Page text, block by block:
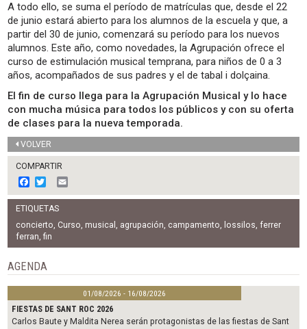
A todo ello, se suma el período de matrículas que, desde el 22
de junio estará abierto para los alumnos de la escuela y que, a
partir del 30 de junio, comenzará su período para los nuevos
alumnos. Este año, como novedades, la Agrupación ofrece el
curso de estimulación musical temprana, para niños de 0 a 3
años, acompañados de sus padres y el de tabal i dolçaina.
El fin de curso llega para la Agrupación Musical y lo hace
con mucha música para todos los públicos y con su oferta
de clases para la nueva temporada.
VOLVER
COMPARTIR
F
a
c
e
b
o
o
w
i
t
t
e
r
m
l
ETIQUETAS
concierto Curso musical agrupación campamento lossilos ,ferrer
ferran ,fin
AGENDA
01/08/2026 - 16/08/2026
FIESTAS DE SANT ROC 2026
Carlos Baute y Maldita Nerea serán protagonistas de las fiestas de Sant